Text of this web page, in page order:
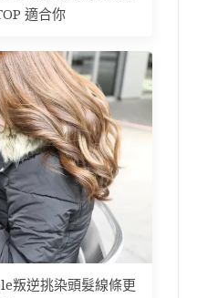
適合你
叛逆挑染頭髮線條更